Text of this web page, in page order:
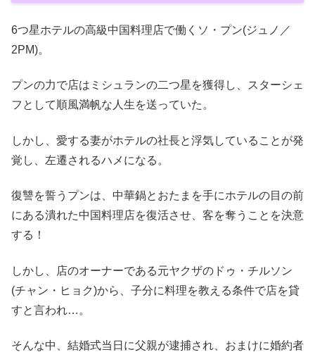
6つ星ホテルの高級中国料理店で働くソ・プン(ジュノ／
2PM)。
プンの力で店はミシュランの二つ星を獲得し、スターシェ
フとして順風満帆な人生を送っていた。
しかし、愛する妻がホテルの社長と浮気していることが発
覚し、左遷されるハメになる。
復讐を誓うプンは、中華鍋とおたまを手にホテルの目の前
にある潰れた中国料理店を復活させ、客を奪うことを決意
する！
しかし、店のオーナーである元ヤクザのドゥ・チルソン
(チャン・ヒョク)から、子分に料理を教える条件で店を貸
すと言われ…。
そんな中、結婚式当日に父親が逮捕され、おまけに婚約者